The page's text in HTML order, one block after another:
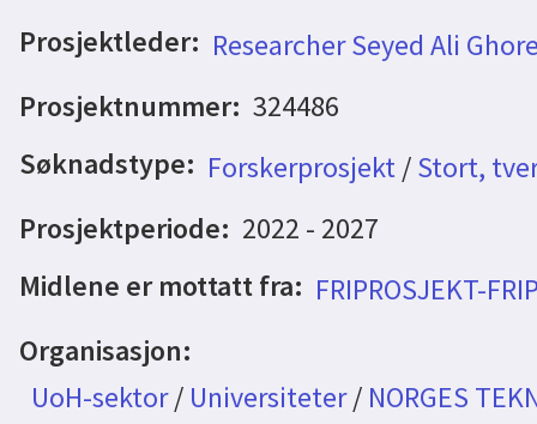
Prosjektleder: Researcher Seyed Ali
Prosjektnummer: 324486
Søknadstype: Forskerprosjekt/Stort,
Prosjektperiode: 2022 - 2027
Midlene er mottatt fra: FRIPROSJEKT-
Organisasjon:
UoH-sektor/ Universiteter/ NORGES